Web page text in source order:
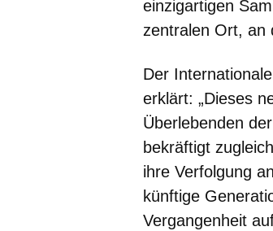
einzigartigen
zentralen Ort, an
Der
erklärt: „Dieses
Überlebenden
bekräftigt
ihre Verfolgung
künftige
Vergangenheit